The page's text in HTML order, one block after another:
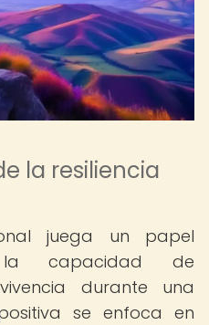
la resiliencia
juega un papel
capacidad de
durante una
se enfoca en